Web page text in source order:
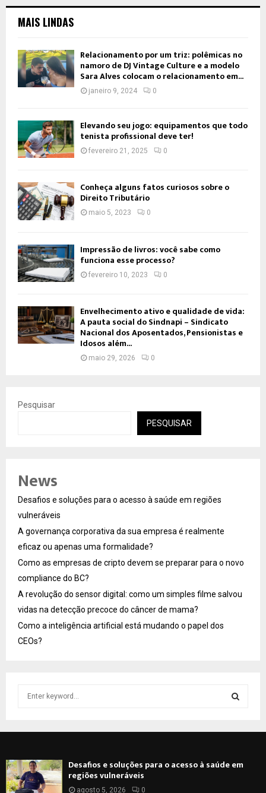
MAIS LINDAS
Relacionamento por um triz: polêmicas no
namoro de DJ Vintage Culture e a modelo
Sara Alves colocam o relacionamento em...
janeiro 9, 2024 0
Elevando seu jogo: equipamentos que todo
tenista profissional deve ter!
fevereiro 21, 2025 0
Conheça alguns fatos curiosos sobre o
Direito Tributário
maio 5, 2023 0
Impressão de livros: você sabe como
funciona esse processo?
fevereiro 10, 2023 0
Envelhecimento ativo e qualidade de vida:
A pauta social do Sindnapi – Sindicato
Nacional dos Aposentados, Pensionistas e
Idosos além...
maio 29, 2026 0
Pesquisar
PESQUISAR
News
Desafios e soluções para o acesso à saúde em regiões
vulneráveis
A governança corporativa da sua empresa é realmente
eficaz ou apenas uma formalidade?
Como as empresas de cripto devem se preparar para o novo
compliance do BC?
A revolução do sensor digital: como um simples filme salvou
vidas na detecção precoce do câncer de mama?
Como a inteligência artificial está mudando o papel dos
CEOs?
f
o
r
A
Desafios e soluções para o acesso à saúde em
regiões vulneráveis
agosto 5, 2026 0